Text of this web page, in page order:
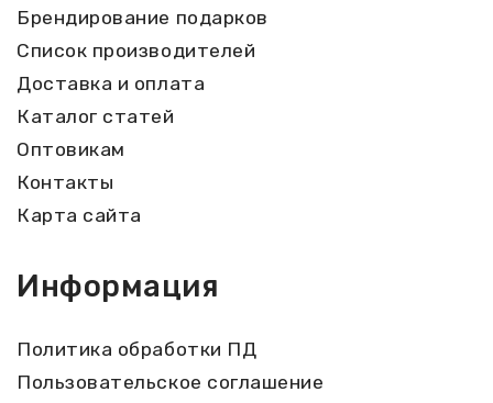
Брендирование подарков
Список производителей
Доставка и оплата
Каталог статей
Оптовикам
Контакты
Карта сайта
Информация
Политика обработки ПД
Пользовательское соглашение